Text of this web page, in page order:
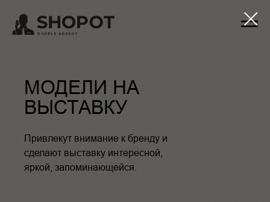
МОДЕЛИ НА
ВЫСТАВКУ
Привлекут внимание к бренду и
сделают выставку интересной,
яркой, запоминающейся.